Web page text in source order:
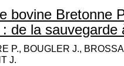
bovine Bretonne
de la sauvegarde
P., BOUGLER J.,
J.